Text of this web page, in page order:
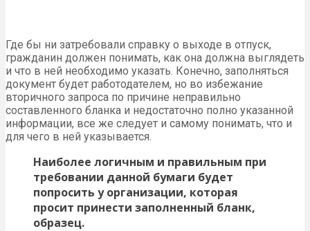
Где бы ни затребовали справку о выходе в отпуск,
гражданин должен понимать, как она должна выглядеть
и что в ней необходимо указать. Конечно, заполняться
документ будет работодателем, но во избежание
вторичного запроса по причине неправильно
составленного бланка и недостаточно полно указанной
информации, все же следует и самому понимать, что и
для чего в ней указывается.
Наиболее логичным и правильным при
требовании данной бумаги будет
попросить у организации, которая
просит принести заполненный бланк,
образец.